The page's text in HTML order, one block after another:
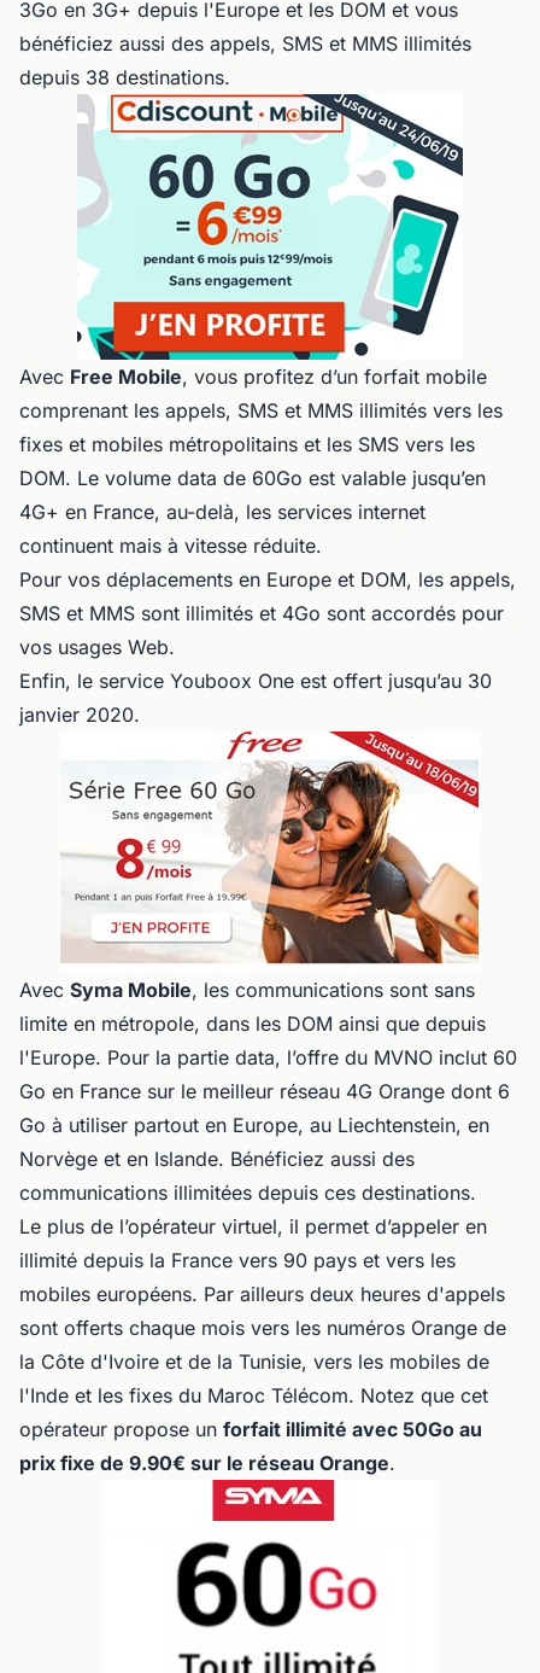
3Go en 3G+ depuis l'Europe et les DOM et vous
bénéficiez aussi des appels, SMS et MMS illimités
depuis 38 destinations.
Avec Free Mobile, vous profitez d’un forfait mobile
comprenant les appels, SMS et MMS illimités vers les
fixes et mobiles métropolitains et les SMS vers les
DOM. Le volume data de 60Go est valable jusqu’en
4G+ en France, au-delà, les services internet
continuent mais à vitesse réduite.
Pour vos déplacements en Europe et DOM, les appels,
SMS et MMS sont illimités et 4Go sont accordés pour
vos usages Web.
Enfin, le service Youboox One est offert jusqu’au 30
janvier 2020.
Avec Syma Mobile, les communications sont sans
limite en métropole, dans les DOM ainsi que depuis
l'Europe. Pour la partie data, l’offre du MVNO inclut 60
Go en France sur le meilleur réseau 4G Orange dont 6
Go à utiliser partout en Europe, au Liechtenstein, en
Norvège et en Islande. Bénéficiez aussi des
communications illimitées depuis ces destinations.
Le plus de l’opérateur virtuel, il permet d’appeler en
illimité depuis la France vers 90 pays et vers les
mobiles européens. Par ailleurs deux heures d'appels
sont offerts chaque mois vers les numéros Orange de
la Côte d'Ivoire et de la Tunisie, vers les mobiles de
l'Inde et les fixes du Maroc Télécom. Notez que cet
opérateur propose un forfait illimité avec 50Go au
prix fixe de 9.90€ sur le réseau Orange.